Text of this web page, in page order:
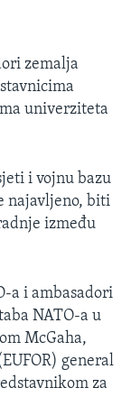
zemalja
univerziteta
i vojnu bazu
najavljeno, biti
između
a i ambasadori
NATO-a u
McGaha,
general
za